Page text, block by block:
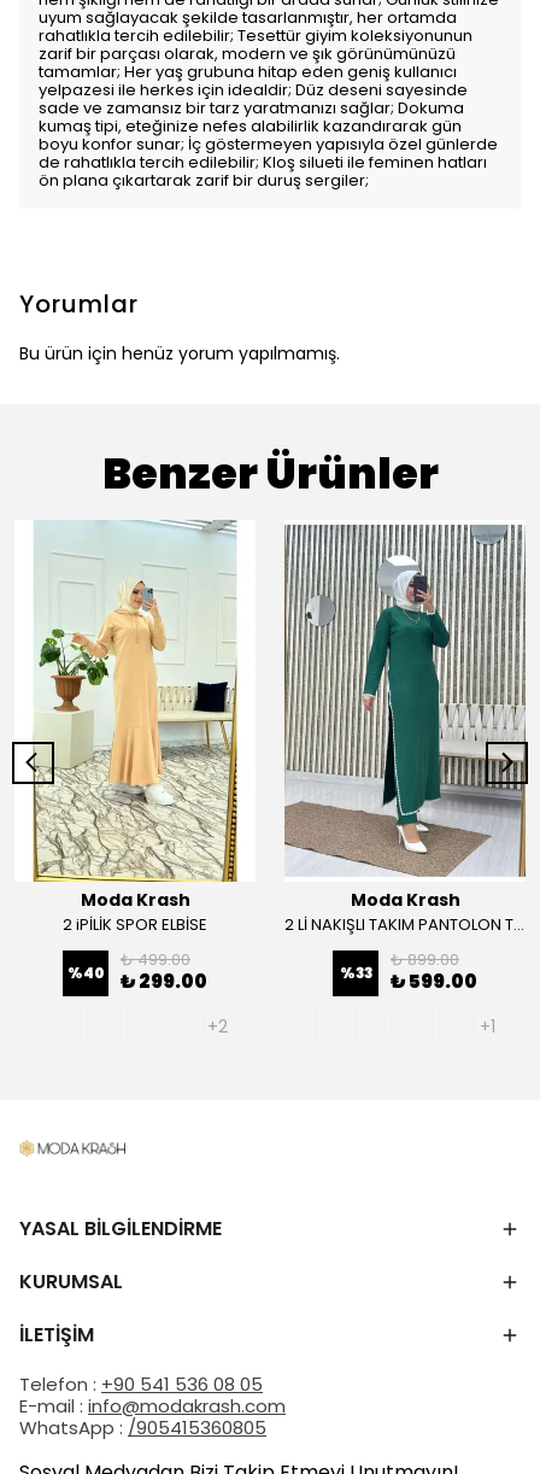
uyum sağlayacak şekilde tasarlanmıştır, her ortamda
rahatlıkla tercih edilebilir; Tesettür giyim koleksiyonunun
zarif bir parçası olarak, modern ve şık görünümünüzü
tamamlar; Her yaş grubuna hitap eden geniş kullanıcı
yelpazesi ile herkes için idealdir; Düz deseni sayesinde
sade ve zamansız bir tarz yaratmanızı sağlar; Dokuma
kumaş tipi, eteğinize nefes alabilirlik kazandırarak gün
boyu konfor sunar; İç göstermeyen yapısıyla özel günlerde
de rahatlıkla tercih edilebilir; Kloş silueti ile feminen hatları
ön plana çıkartarak zarif bir duruş sergiler;
Yorumlar
Bu ürün için henüz yorum yapılmamış.
Benzer Ürünler
Moda Krash
2 iPİLİK SPOR ELBİSE
%40
₺ 499.00
₺ 299.00
+2
Moda Krash
2 Lİ NAKIŞLI TAKIM PANTOLON TUNİK
%33
₺ 899.00
₺ 599.00
+1
YASAL BİLGİLENDİRME
KURUMSAL
İLETİŞİM
Telefon : +90 541 536 08 05
E-mail : info@modakrash.com
WhatsApp : /905415360805